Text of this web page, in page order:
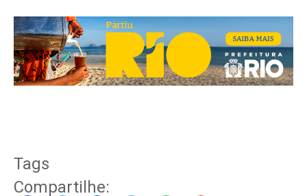
Tags
Compartilhe: